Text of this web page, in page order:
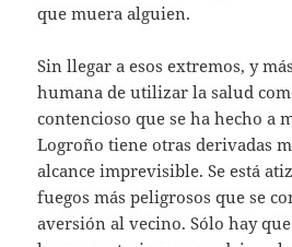
que muera alguien.
Sin llegar a esos extremos, y
humana de utilizar la salud
contencioso que se ha hecho a
Logroño tiene otras derivadas
alcance imprevisible. Se está
fuegos más peligrosos que se
aversión al vecino. Sólo hay